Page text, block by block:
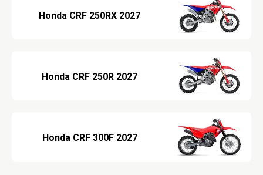
2027 Honda CRF 250RX
2027 Honda CRF 250R
2027 Honda CRF 300F